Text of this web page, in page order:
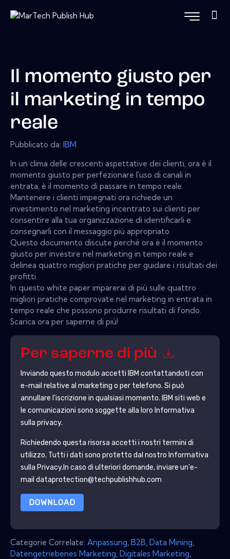
Il momento giusto per
il marketing in tempo
reale
Pubblicato da: IBM
In un clima delle crescenti aspettative dei clienti, ora è il
momento giusto per perfezionare l'uso di canali in
entrata, è il momento di passare in tempo reale.
Mantenere i clienti impegnati ora richiede un
investimento nel marketing incentrato sui clienti per
consentire alla tua organizzazione di identificarli e
consegnarli con il messaggio più appropriato.
Questo documento discute perché ora è il momento
giusto per investire nel marketing in tempo reale e
delinea quattro migliori pratiche per guidare i risultati dei
profitti.
In questo white paper imparerai di più sulle quattro
migliori pratiche comprovate nel marketing in entrata in
tempo reale che possono produrre risultati di fondo.
Scarica ora per saperne di più!
Per saperne di più
Inviando questo modulo accetti IBM contattandoti con
e-mail relative al marketing o per telefono. Si può
annullare l'iscrizione in qualsiasi momento. IBM siti web e
le comunicazioni sono soggette alla loro Informativa
sulla privacy.
Richiedendo questa risorsa accetti i nostri termini di
utilizzo. Tutti i dati sono protetto dal nostro Informativa
sulla Privacy.In caso di ulteriori domande, inviare un'e-
mail dataprotection@techpublishhub.com
DOWNLOAD
Categorie Correlate: Anpassung B2B Data Mining
Datengetriebenes Marketing Digitales Marketing